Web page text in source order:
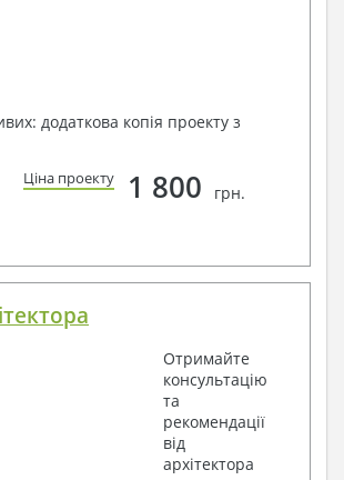
додаткова копія проекту з
Ціна проекту 1 800 грн.
Отримайте
консультацію
та
рекомендації
від
архітектора